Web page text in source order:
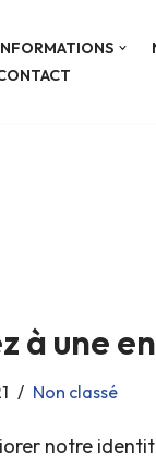
à une
Non classé
notre